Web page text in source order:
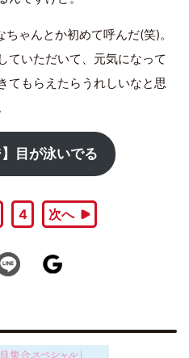
ゃんとか初めて呼んだ(笑)。
ていただいて、元気になって
てもらえたらうれしいなと思
】目が泳いでる
4 次へ